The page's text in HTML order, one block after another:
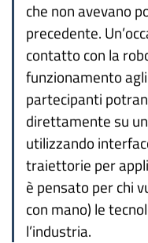
che non avevano
precedente.
contatto con la
funzionamento
partecipanti
direttamente su
utilizzando
traiettorie per
è pensato per chi
con mano) le
l’industria.